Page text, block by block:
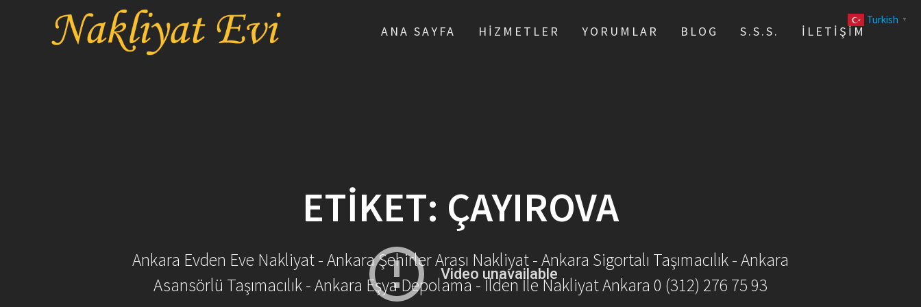
ANA SAYFA HIZMETLER YORUMLAR BLOG S.S.S. İLETIŞIM
ETIKET: ÇAYIROVA
Ankara Evden Eve Nakliyat - Ankara Şehirler Arası Nakliyat - Ankara Sigortalı Taşımacılık - Ankara
Asansörlü Taşımacılık - Ankara Eşya Depolama - İlden İle Nakliyat Ankara 0 (312) 276 75 93
Turkish ▼